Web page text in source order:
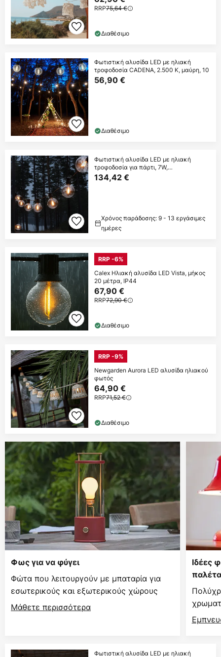
RRP75,64 €
Διαθέσιμο
Φωτιστική αλυσίδα LED με ηλιακή
τροφοδοσία CADENA, 2.500 K, μαύρη, 10
56,90 €
Διαθέσιμο
Φωτιστική αλυσίδα LED με ηλιακή
τροφοδοσία για πάρτι, 7W,
κεχριμπαρένιο, IP44,
134,42 €
Χρόνος παράδοσης: 9 - 13 εργάσιμες
ημέρες
RRP -6%
Calex Ηλιακή αλυσίδα LED Vista, μήκος
20 μέτρα, IP44
67,90 €
RRP72,90 €
Διαθέσιμο
RRP -9%
Newgarden Aurora LED αλυσίδα ηλιακού
φωτός
64,90 €
RRP71,52 €
Διαθέσιμο
Φως για να φύγει
Φώτα που λειτουργούν με μπαταρία για
εσωτερικούς και εξωτερικούς χώρους
Μάθετε περισσότερα
Ιδέες
παλέτα
Φωτιστική αλυσίδα LED με ηλιακή